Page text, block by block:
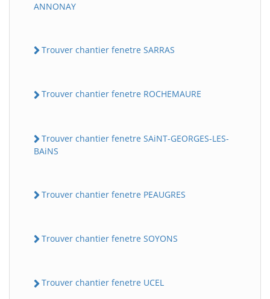
ANNONAY
Trouver chantier fenetre SARRAS
Trouver chantier fenetre ROCHEMAURE
Trouver chantier fenetre SAiNT-GEORGES-LES-
BAiNS
Trouver chantier fenetre PEAUGRES
Trouver chantier fenetre SOYONS
Trouver chantier fenetre UCEL